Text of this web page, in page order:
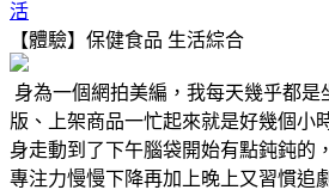
活
【體驗】保健食品 生活綜合
身為一個網拍美編，我每天幾乎都是
版、上架商品一忙起來就是好幾個小
身走動到了下午腦袋開始有點鈍鈍的
專注力慢慢下降再加上晚上又習慣追